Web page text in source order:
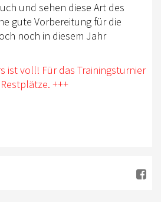
und sehen diese Art des
gute Vorbereitung für die
noch in diesem Jahr
ist voll! Für das Trainingsturnier
+++